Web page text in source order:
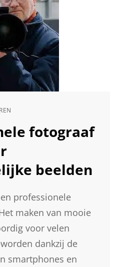
fotograaf
beelden
professionele
maken van mooie
voor velen
dankzij de
smartphones en